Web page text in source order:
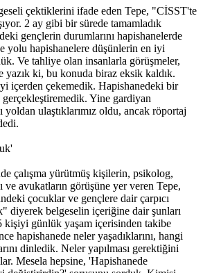
çektiklerini ifade eden Tepe, "CİSST'te
2 ay gibi bir sürede tamamladık
gençlerin durumlarını hapishanelerde
yolu hapishanelere düşünlerin en iyi
Ve tahliye olan insanlarla görüşmeler,
yazık ki, bu konuda biraz eksik kaldık.
içerden çekemedik. Hapishanedeki bir
Yine gardiyan
yoldan ulaştıklarımız oldu, ancak röportaj
çalışma yürütmüş kişilerin, psikolog,
ve avukatların görüşüne yer veren Tepe,
çocuklar ve gençlere dair çarpıcı
diyerek belgeselin içeriğine dair şunları
günlük yaşam içerisinden takibe
hapishanede neler yaşadıklarını, hangi
dinledik. Neler yapılması gerektiğini
Mesela hepsine, 'Hapishanede